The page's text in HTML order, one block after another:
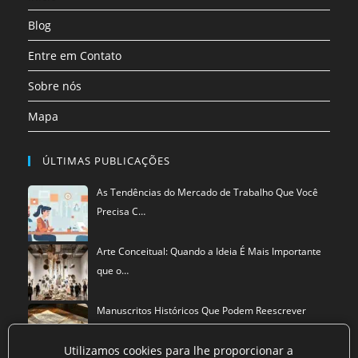
aba
Blog
Entre em Contato
Sobre nós
Mapa
ÚLTIMAS PUBLICAÇÕES
As Tendências do Mercado de Trabalho Que Você
Precisa C…
Arte Conceitual: Quando a Ideia É Mais Importante
que o…
Manuscritos Históricos Que Podem Reescrever
Utilizamos cookies para lhe proporcionar a